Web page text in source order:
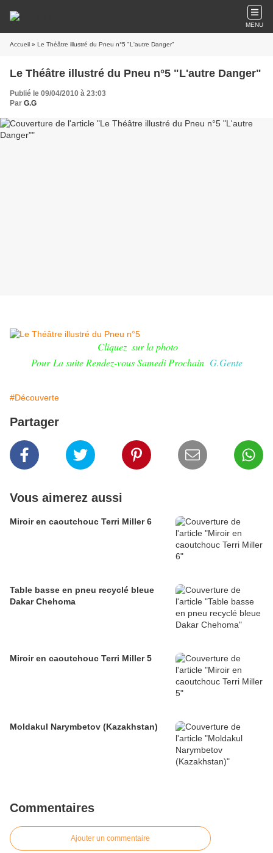
MENU
Accueil » Le Théâtre illustré du Pneu n°5 "L'autre Danger"
Le Théâtre illustré du Pneu n°5 "L'autre Danger"
Publié le 09/04/2010 à 23:03
Par G.G
Cliquez sur la photo
Pour La suite Rendez-vous Samedi Prochain G.Gente
#Découverte
Partager
Vous aimerez aussi
Miroir en caoutchouc Terri Miller 6
Table basse en pneu recyclé bleue
Dakar Chehoma
Miroir en caoutchouc Terri Miller 5
Moldakul Narymbetov (Kazakhstan)
Commentaires
Ajouter un commentaire